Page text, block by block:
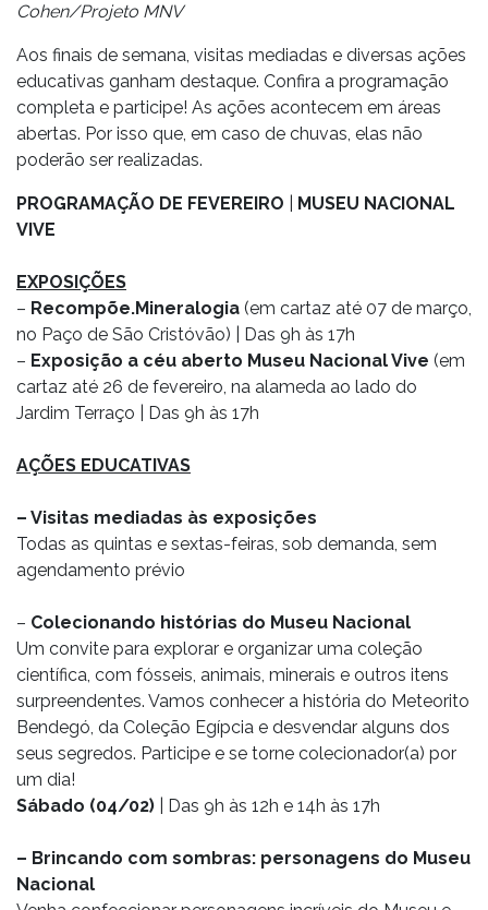
Cohen/Projeto MNV
Aos finais de semana, visitas mediadas e diversas ações
educativas ganham destaque. Confira a programação
completa e participe! As ações acontecem em áreas
abertas. Por isso que, em caso de chuvas, elas não
poderão ser realizadas.
PROGRAMAÇÃO DE FEVEREIRO
MUSEU NACIONAL
VIVE
EXPOSIÇÕES
– Recompõe.Mineralogia (em cartaz até 07 de março,
no Paço de São Cristóvão) | Das 9h às 17h
– Exposição a céu aberto Museu Nacional Vive (em
cartaz até 26 de fevereiro, na alameda ao lado do
Jardim Terraço | Das 9h às 17h
AÇÕES EDUCATIVAS
– Visitas mediadas às exposições
Todas as quintas e sextas-feiras, sob demanda, sem
agendamento prévio
– Colecionando histórias do Museu Nacional
Um convite para explorar e organizar uma coleção
científica, com fósseis, animais, minerais e outros itens
surpreendentes. Vamos conhecer a história do Meteorito
Bendegó, da Coleção Egípcia e desvendar alguns dos
seus segredos. Participe e se torne colecionador(a) por
um dia!
Sábado (04/02)
| Das 9h às 12h e 14h às 17h
– Brincando com sombras: personagens do Museu
Nacional